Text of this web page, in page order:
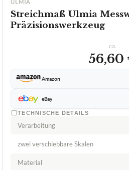
ULMIA
Streichmaß Ulmia
Präzisionswerkzeug
ca.
56,60
Amazon
eBay
TECHNISCHE DETAILS
Verarbeitung
zwei verschiebbare Skalen
Material